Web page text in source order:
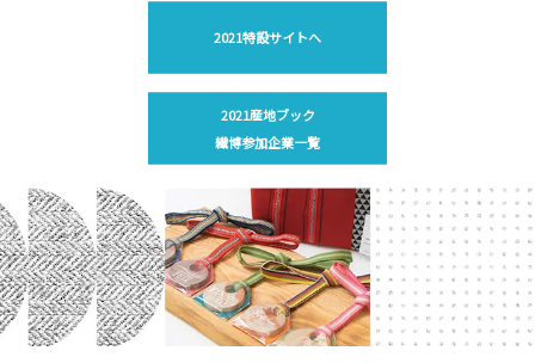
2021特設サイトへ
2021産地ブック
繊博参加企業一覧